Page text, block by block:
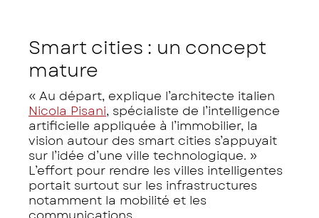
Smart cities : un concept
mature
« Au départ, explique l’architecte italien
Nicola Pisani, spécialiste de l’intelligence
artificielle appliquée à l’immobilier, la
vision autour des smart cities s’appuyait
sur l’idée d’une ville technologique. »
L’effort pour rendre les villes intelligentes
portait surtout sur les infrastructures
notamment la mobilité et les